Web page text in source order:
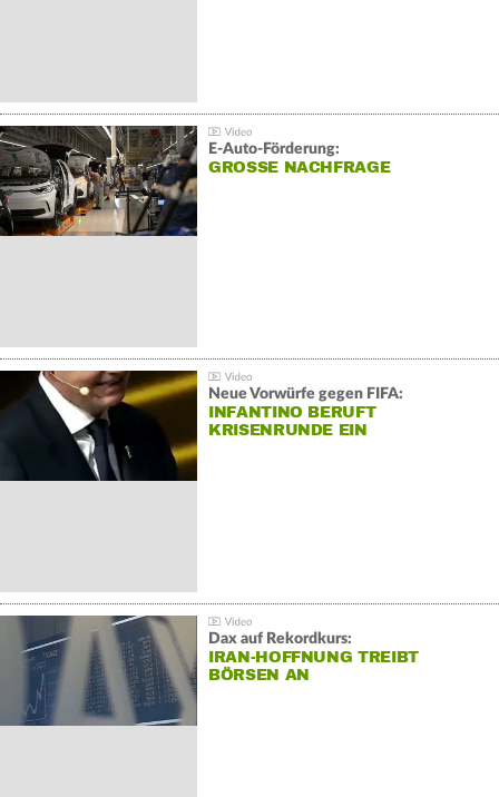
E-Auto-Förderung:
GROSSE NACHFRAGE
Neue Vorwürfe gegen FIFA:
INFANTINO BERUFT
KRISENRUNDE EIN
Dax auf Rekordkurs:
IRAN-HOFFNUNG TREIBT
BÖRSEN AN